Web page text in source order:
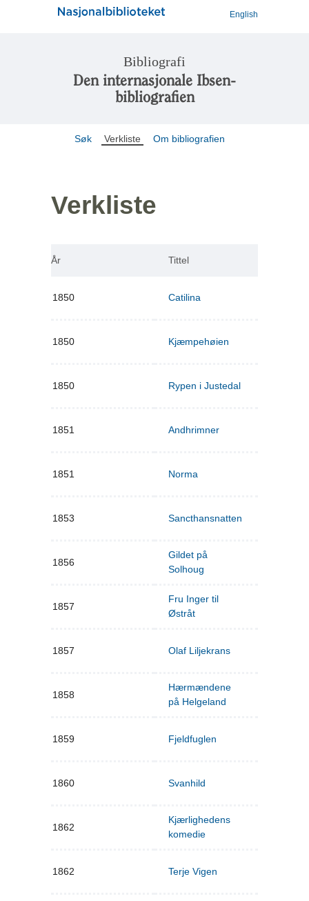
English
Bibliografi
Den internasjonale Ibsen-
bibliografien
Søk Verkliste Om bibliografien
Verkliste
År Tittel
1850 Catilina
1850 Kjæmpehøien
1850 Rypen i Justedal
1851 Andhrimner
1851 Norma
1853 Sancthansnatten
1856
Gildet på
Solhoug
1857
Fru Inger til
Østråt
1857 Olaf Liljekrans
1858
Hærmændene
på Helgeland
1859 Fjeldfuglen
1860 Svanhild
1862
Kjærlighedens
komedie
1862 Terje Vigen